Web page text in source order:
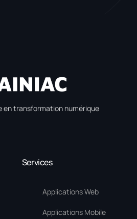
en transformation numérique
Services
Applications Web
Applications Mobile